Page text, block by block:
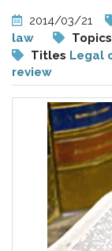
e
pr
2014/03/21
law
Topics
Titles Legal
review